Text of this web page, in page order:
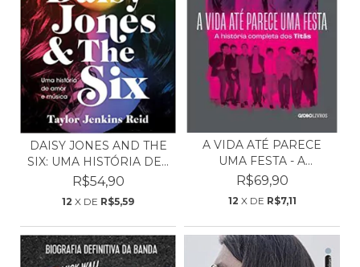
DAISY JONES AND THE
SIX: UMA HISTÓRIA DE...
R$54,90
12 X DE R$5,59
A VIDA ATÉ PARECE
UMA FESTA - A
HISTÓRIA...
R$69,90
12 X DE R$7,11